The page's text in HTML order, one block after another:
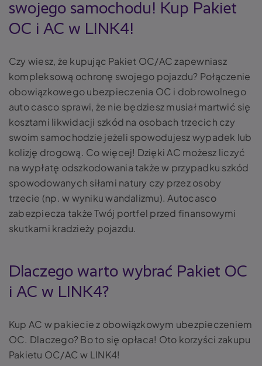
swojego samochodu! Kup Pakiet
OC i AC w LINK4!
Czy wiesz, że kupując Pakiet OC/AC zapewniasz
kompleksową ochronę swojego pojazdu? Połączenie
obowiązkowego ubezpieczenia OC i dobrowolnego
auto casco sprawi, że nie będziesz musiał martwić się
kosztami likwidacji szkód na osobach trzecich czy
swoim samochodzie jeżeli spowodujesz wypadek lub
kolizję drogową. Co więcej! Dzięki AC możesz liczyć
na wypłatę odszkodowania także w przypadku szkód
spowodowanych siłami natury czy przez osoby
trzecie (np. w wyniku wandalizmu). Autocasco
zabezpiecza także Twój portfel przed finansowymi
skutkami kradzieży pojazdu.
Dlaczego warto wybrać Pakiet OC
i AC w LINK4?
Kup AC w pakiecie z obowiązkowym ubezpieczeniem
OC. Dlaczego? Bo to się opłaca! Oto korzyści zakupu
Pakietu OC/AC w LINK4!